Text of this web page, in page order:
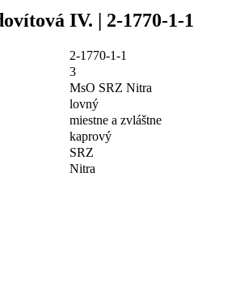
IV. | 2-1770-1-1
2-1770-1-1
3
MsO SRZ Nitra
lovný
miestne a zvláštne
kaprový
SRZ
Nitra